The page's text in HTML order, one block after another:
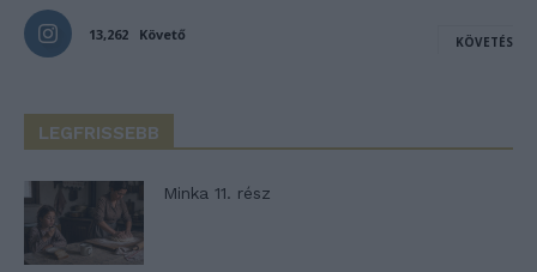
13,262 Követő KÖVETÉS
LEGFRISSEBB
Minka 11. rész